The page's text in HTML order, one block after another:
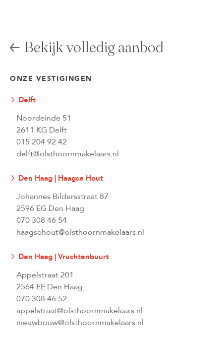
Bekijk volledig aanbod
ONZE VESTIGINGEN
Delft
Noordeinde 51
2611 KG Delft
015 204 92 42
delft@olsthoornmakelaars.nl
Den Haag | Haagse Hout
Johannes Bildersstraat 87
2596 EG Den Haag
070 308 46 54
haagsehout@olsthoornmakelaars.nl
Den Haag | Vruchtenbuurt
Appelstraat 201
2564 EE Den Haag
070 308 46 52
appelstraat@olsthoornmakelaars.nl
nieuwbouw@olsthoornmakelaars.nl